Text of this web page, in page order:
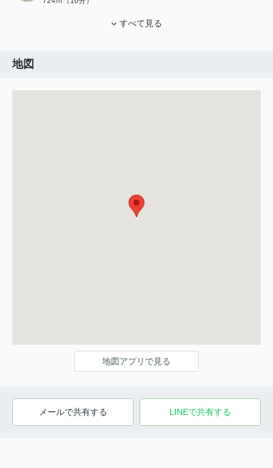
すべて見る
地図
地図アプリで見る
メールで共有する LINEで共有する